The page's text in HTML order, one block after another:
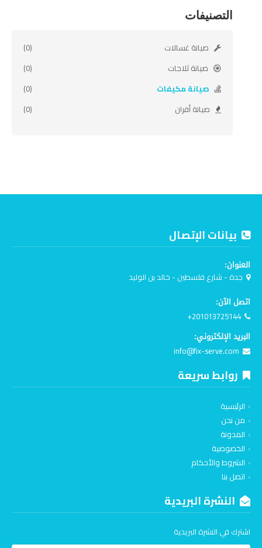
التصنيفات
صيانة غسالات
(0)
صيانة ثلاجات
(0)
صيانة مكيفات
(0)
صيانة أفران
(0)
بيانات الإتصال
العنوان:
جدة - شارع فلسطين - خالد بن الوليد
اتصل الآن:
+201013725144
البريد الإلكتروني:
info@fix-serve.com
روابط سريعة
الرئيسية
من نحن
المدونة
الخصوصية
الشروط والأحكام
اتصل بنا
النشرة البريدية
اشترك في النشرة البريدية